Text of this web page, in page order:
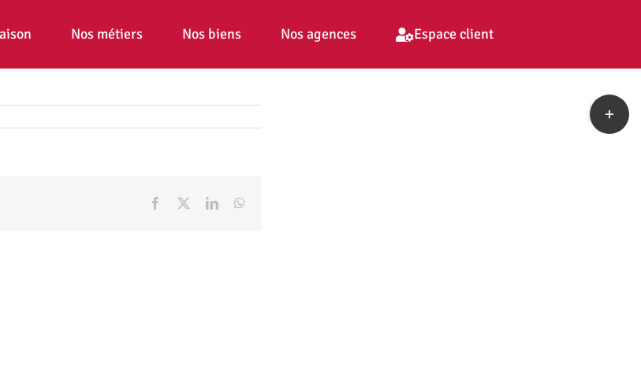
Nos métiers Nos biens Nos agences Espace client
Facebook LinkedIn
Toggle
Sliding
Bar